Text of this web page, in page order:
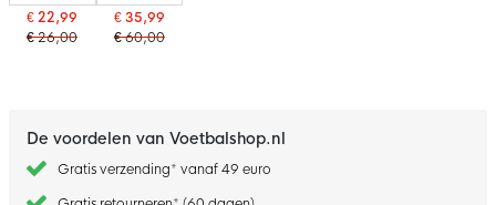
€ 22,99
€ 26,00
€ 35,99
€ 60,00
De voordelen van Voetbalshop.nl
Gratis verzending* vanaf 49 euro